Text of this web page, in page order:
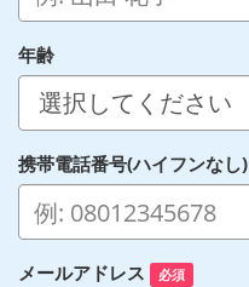
年齢
携帯電話番号(ハイフンなし)
メールアドレス 必須